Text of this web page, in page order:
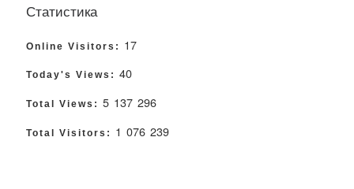
Статистика
Online Visitors: 17
Today's Views: 40
Total Views: 5 137 296
Total Visitors: 1 076 239